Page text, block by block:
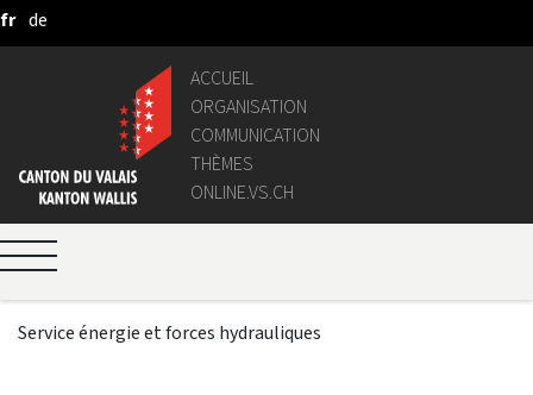
Saut au contenu principal
fr de
ACCUEIL
ORGANISATION
COMMUNICATION
THÈMES
ONLINE.VS.CH
Service énergie et forces hydrauliques